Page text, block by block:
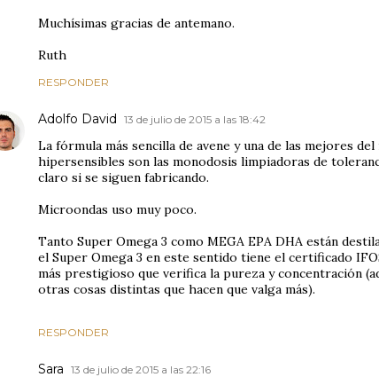
Muchísimas gracias de antemano.
Ruth
RESPONDER
Adolfo David 13 de julio de 2015 a las 18:42
La fórmula más sencilla de avene y una de las mejores
hipersensibles son las monodosis limpiadoras de
claro si se siguen fabricando.
Microondas uso muy poco.
Tanto Super Omega 3 como MEGA EPA DHA están
el Super Omega 3 en este sentido tiene el certificado
más prestigioso que verifica la pureza y concentración
otras cosas distintas que hacen que valga más).
RESPONDER
Sara 13 de julio de 2015 a las 22:16